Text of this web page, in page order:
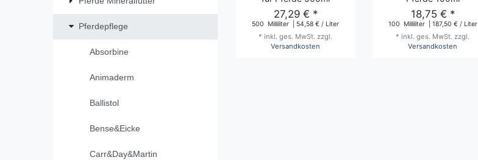
Pferdepflege
Absorbine
Animaderm
Ballistol
Bense&Eicke
Carr&Day&Martin
27,29 € *
500 Milliliter | 54,58 € / Liter
* inkl. ges. MwSt. zzgl.
Versandkosten
18,75 € *
100 Milliliter | 187,50 € / Liter
* inkl. ges. MwSt. zzgl.
Versandkosten